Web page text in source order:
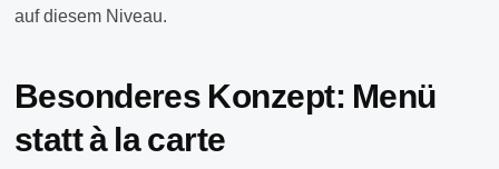
auf diesem Niveau.
Besonderes Konzept: Menü
statt à la carte